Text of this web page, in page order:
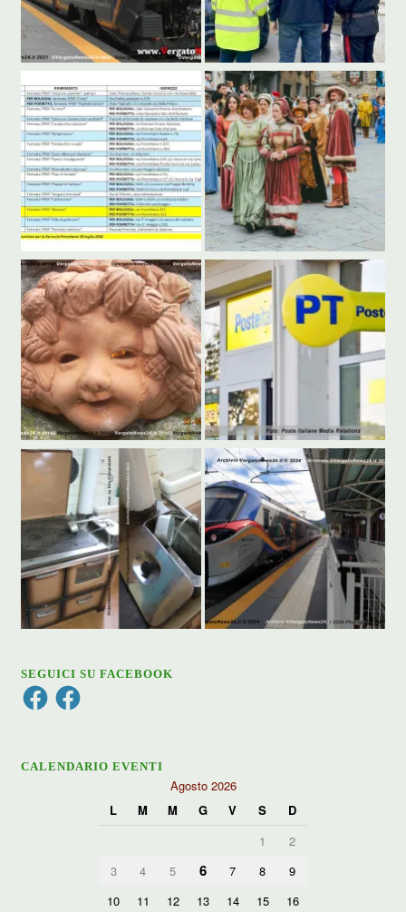
SEGUICI SU FACEBOOK
FacebookFacebook
CALENDARIO EVENTI
Agosto 2026
L
M M G V S
D
1
2
3
4 5 6 7 8
9
10
11 12 13 14 15
16